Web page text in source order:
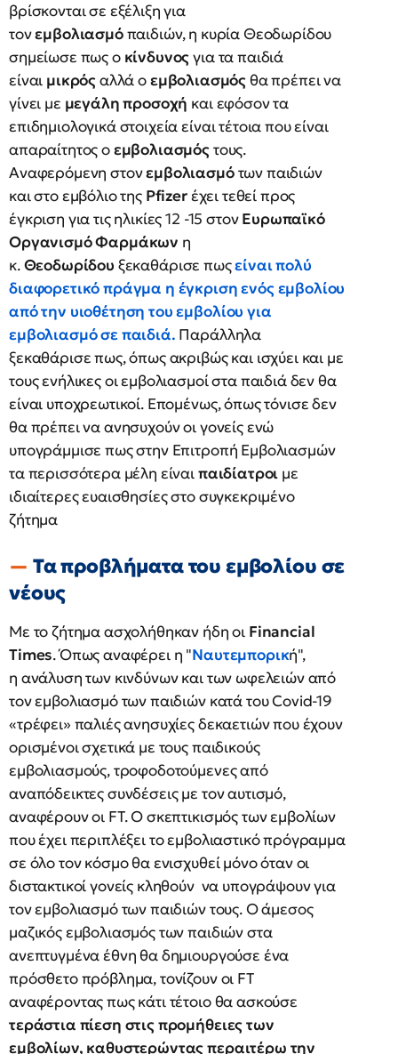
βρίσκονται σε εξέλιξη για
τονεμβολιασμόπαιδιών, η κυρία Θεοδωρίδου
σημείωσε πως ο κίνδυνοςγια τα παιδιά
είναι μικρόςαλλά οεμβολιασμόςθα πρέπει να
γίνει με μεγάλη προσοχή και εφόσον τα
επιδημιολογικά στοιχεία είναι τέτοια που είναι
απαραίτητος οεμβολιασμόςτους.
Αναφερόμενη στονεμβολιασμότων παιδιών
και στο εμβόλιο της Pfizerέχει τεθεί προς
έγκριση για τις ηλικίες 12 -15 στονΕυρωπαϊκό
Οργανισμό Φαρμάκων η
κ.Θεοδωρίδου ξεκαθάρισε πωςείναι πολύ
διαφορετικό πράγμα η έγκριση ενός εμβολίου
από την υιοθέτηση του εμβολίου για
εμβολιασμό σε παιδιά. Παράλληλα
ξεκαθάρισε πως, όπως ακριβώς και ισχύει και με
τους ενήλικες οι εμβολιασμοί στα παιδιά δεν θα
είναι υποχρεωτικοί. Επομένως, όπως τόνισε δεν
θα πρέπει να ανησυχούν οι γονείς ενώ
υπογράμμισε πως στην Επιτροπή Εμβολιασμών
τα περισσότερα μέλη είναιπαιδίατροι με
ιδιαίτερες ευαισθησίες στο συγκεκριμένο
ζήτημα
Τα προβλήματα του εμβολίου σε
νέους
Με το ζήτημα ασχολήθηκαν ήδη οι Financial
Τimes. Όπως αναφέρει η "Ναυτεμπορική",
η ανάλυση των κινδύνων και των ωφελειών από
τον εμβολιασμό των παιδιών κατά του Covid-19
«τρέφει» παλιές ανησυχίες δεκαετιών που έχουν
ορισμένοι σχετικά με τους παιδικούς
εμβολιασμούς, τροφοδοτούμενες από
αναπόδεικτες συνδέσεις με τον αυτισμό,
αναφέρουν οι FT. Ο σκεπτικισμός των εμβολίων
που έχει περιπλέξει το εμβολιαστικό πρόγραμμα
σε όλο τον κόσμο θα ενισχυθεί μόνο όταν οι
διστακτικοί γονείς κληθούν να υπογράψουν για
τον εμβολιασμό των παιδιών τους. Ο άμεσος
μαζικός εμβολιασμός των παιδιών στα
ανεπτυγμένα έθνη θα δημιουργούσε ένα
πρόσθετο πρόβλημα, τονίζουν οι FT
αναφέροντας πως κάτι τέτοιο θα ασκούσε
τεράστια πίεση στις προμήθειες των
εμβολίων, καθυστερώντας περαιτέρω την